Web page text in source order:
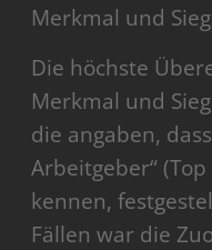
Merkmal und
Die höchste
Merkmal und
die angaben,
Arbeitgeber“
kennen,
Fällen war die